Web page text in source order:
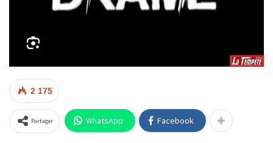
2 175
Partager WhatsApp Facebook